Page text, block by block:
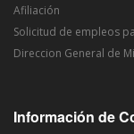
Afiliación
Solicitud de empleos
Direccion General de
Información de